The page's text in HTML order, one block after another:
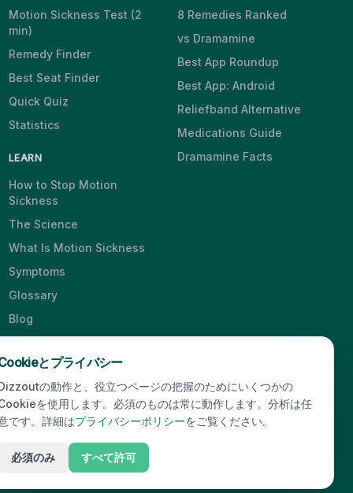
Motion Sickness Test (2
min)
Remedy Finder
Best Seat Finder
Quick Quiz
Statistics
LEARN
How to Stop Motion
Sickness
The Science
What Is Motion Sickness
Symptoms
Glossary
Blog
8 Remedies Ranked
vs Dramamine
Best App Roundup
Best App: Android
Reliefband Alternative
Medications Guide
Dramamine Facts
© 2026 Dizzout. All rights reserved.
とプライバシー
の動作と、役立つページの把握のためにいくつかの
を使用します。必須のものは常に動作します。分析は任
です。詳細はプライバシーポリシーをご覧ください。
必須のみ すべて許可